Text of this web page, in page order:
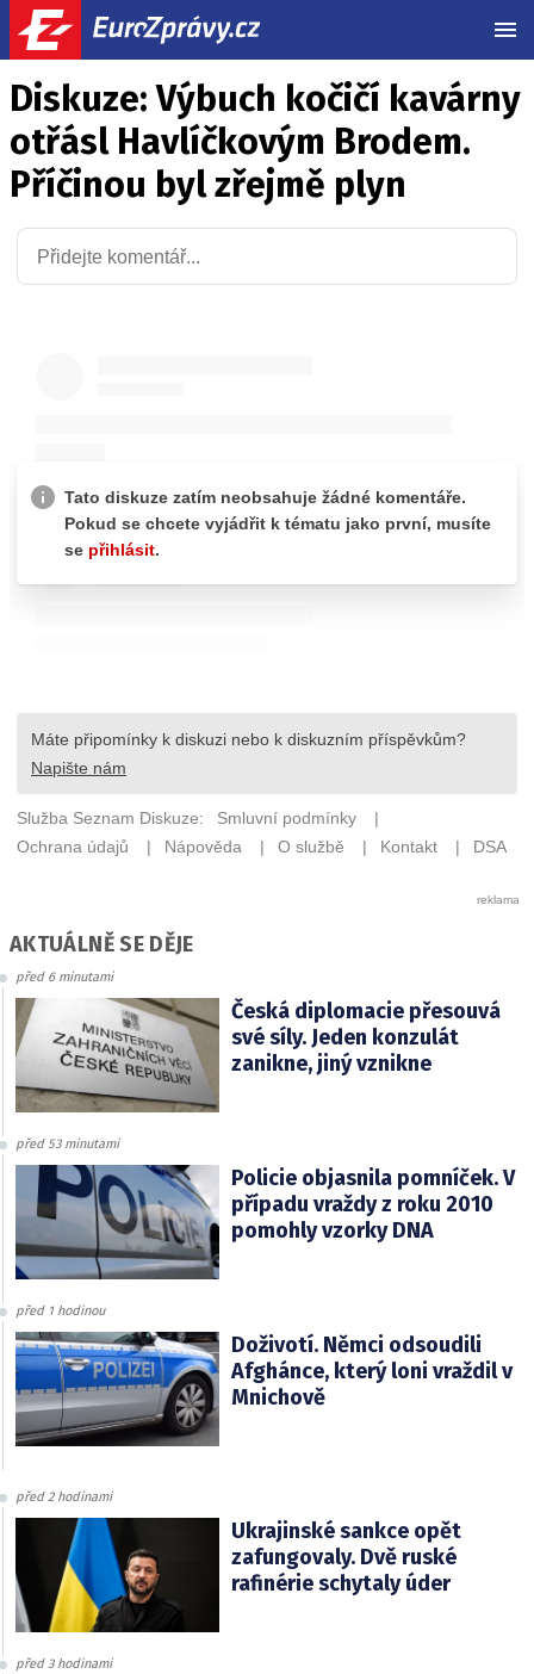
Diskuze: Výbuch kočičí kavárny
otřásl Havlíčkovým Brodem.
Příčinou byl zřejmě plyn
AKTUÁLNĚ SE DĚJE
před 6 minutami
Česká diplomacie přesouvá
své síly. Jeden konzulát
zanikne, jiný vznikne
před 53 minutami
Policie objasnila pomníček. V
případu vraždy z roku 2010
pomohly vzorky DNA
před 1 hodinou
Doživotí. Němci odsoudili
Afghánce, který loni vraždil v
Mnichově
před 2 hodinami
Ukrajinské sankce opět
zafungovaly. Dvě ruské
rafinérie schytaly úder
před 3 hodinami